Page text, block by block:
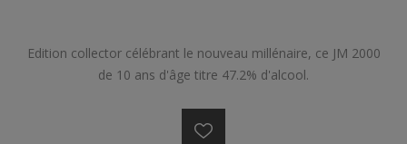
Edition collector célébrant le nouveau millénaire, ce JM 2000
de 10 ans d'âge titre 47.2% d'alcool.